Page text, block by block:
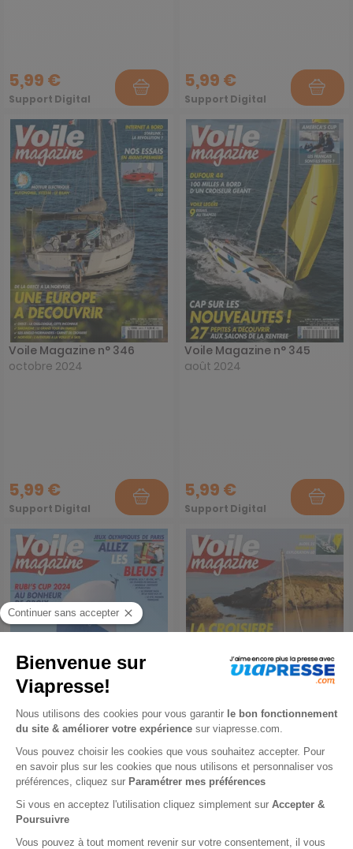
5,99 €
Support Digital
5,99 €
Support Digital
Voile Magazine n° 346
octobre 2024
5,99 €
Support Digital
Voile Magazine n° 345
août 2024
5,99 €
Support Digital
Voile Magazine n° 344
août 2024
Voile Magazine n° 343
juin 2024